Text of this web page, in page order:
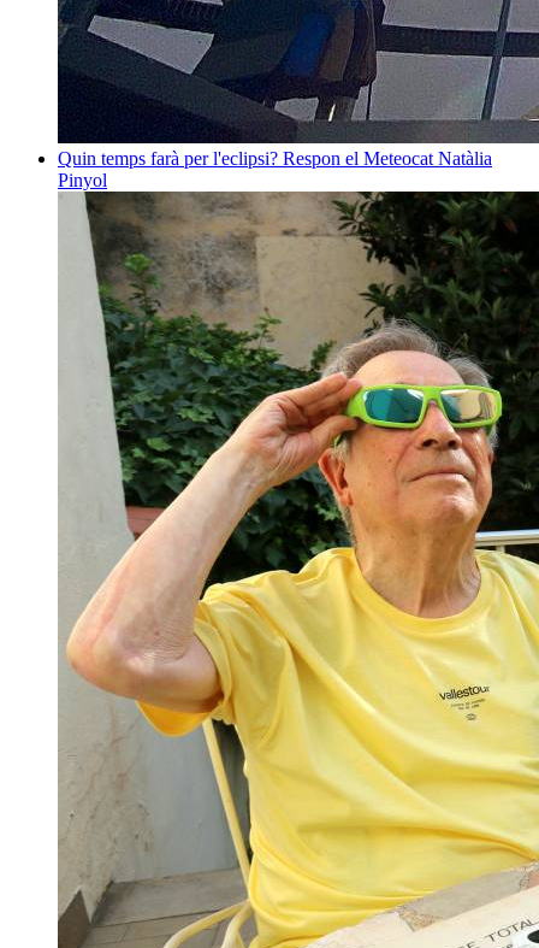
Quin temps farà per l'eclipsi? Respon el Meteocat Natàlia
Pinyol